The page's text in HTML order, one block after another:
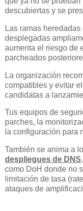
descubiertas y se
Las ramas
desplegadas
aumenta el riesgo de
parcheados
La organización
compatibles y evitar
candidatas a
Tus equipos de
parches, la
la configuración para
También se anima a
despliegues de DNS
como DoH donde no
limitación de tasa
ataques de